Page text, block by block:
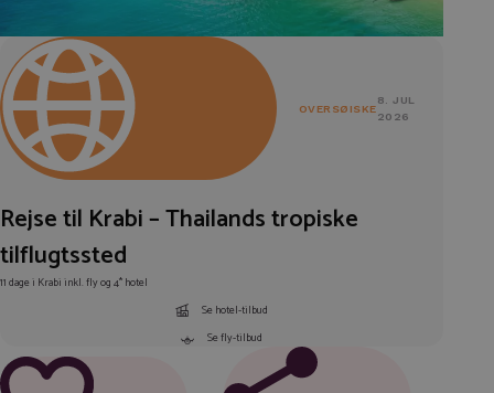
OVERSØISKE
8. JUL
2026
Rejse til Krabi – Thailands tropiske
tilflugtssted
11 dage i Krabi inkl. fly og 4* hotel
Se hotel-tilbud
Se fly-tilbud